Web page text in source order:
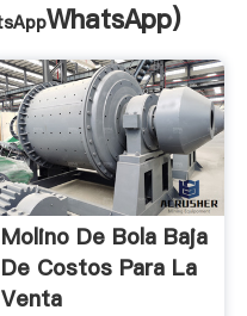
WhatsApp)
Molino De Bola Baja
De Costos Para La
Venta